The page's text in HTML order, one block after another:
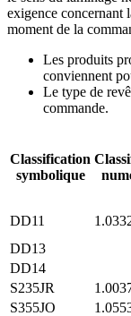
exigence concernant
moment de la
Les produits
conviennent
Le type de
commande.
Classification
symbolique
DD11
DD13
DD14
S235JR
S355JO